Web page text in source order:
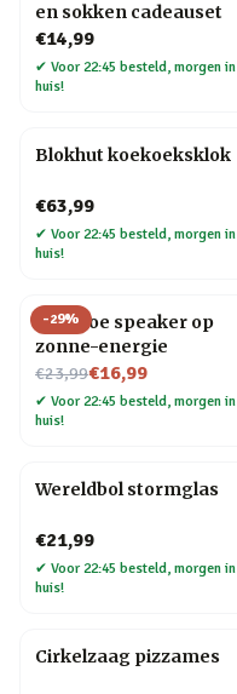
en sokken cadeauset
€14,99
✔ Voor 22:45 besteld, morgen in
huis!
Blokhut koekoeksklok
€63,99
✔ Voor 22:45 besteld, morgen in
huis!
-29%
Bamboe speaker op
zonne-energie
€23,99
Nu voor€16,99
✔ Voor 22:45 besteld, morgen in
huis!
Wereldbol stormglas
€21,99
✔ Voor 22:45 besteld, morgen in
huis!
Cirkelzaag pizzames